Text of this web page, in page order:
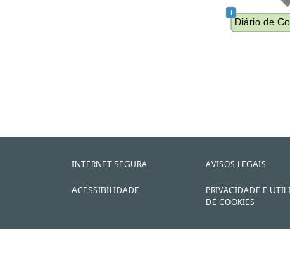
Diário de
i
INTERNET SEGURA
ACESSIBILIDADE
AVISOS LEGAIS
PRIVACIDADE E
DE COOKIES